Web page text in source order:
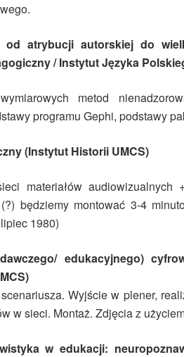
atrybucji autorskiej do
/ Instytut Języka
metod
programu Gephi, podstawy
(Instytut Historii UMCS)
materiałów audiowizualnych
będziemy montować 3-4
1980)
edukacyjnego)
Wyjście w plener,
w sieci. Montaż. Zdjęcia z
w edukacji: